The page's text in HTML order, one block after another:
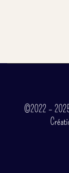
©2022 – 2025